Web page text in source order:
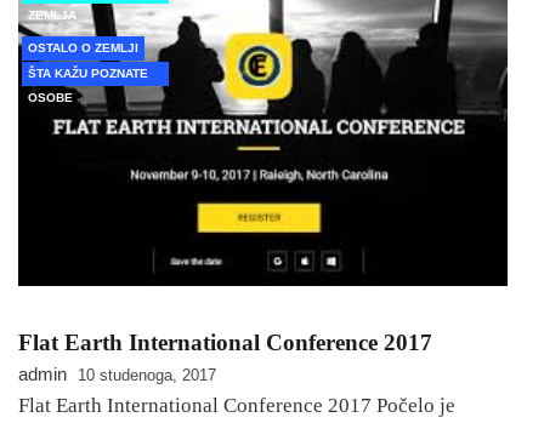
ZEMLJA
OSTALO O ZEMLJI
ŠTA KAŽU POZNATE
OSOBE
Flat Earth International Conference 2017
admin 10 studenoga, 2017
Flat Earth International Conference 2017 Počelo je